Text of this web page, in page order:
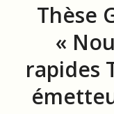
Thèse
«
rapides